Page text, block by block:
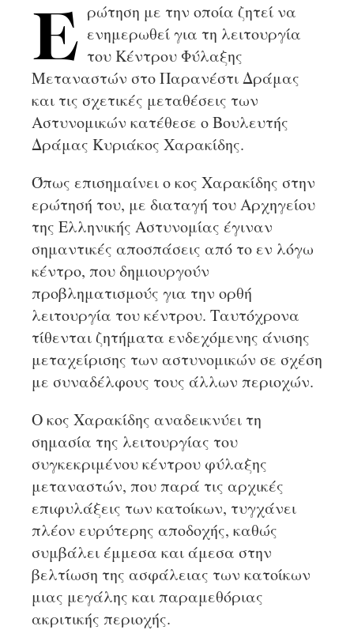
Ε ρώτηση με την οποία ζητεί να
ενημερωθεί για τη λειτουργία
του Κέντρου Φύλαξης
Μεταναστών στο Παρανέστι Δράμας
και τις σχετικές μεταθέσεις των
Αστυνομικών κατέθεσε ο Βουλευτής
Δράμας Κυριάκος Χαρακίδης.
Όπως επισημαίνει ο κος Χαρακίδης στην
ερώτησή του, με διαταγή του Αρχηγείου
της Ελληνικής Αστυνομίας έγιναν
σημαντικές αποσπάσεις από το εν λόγω
κέντρο, που δημιουργούν
προβληματισμούς για την ορθή
λειτουργία του κέντρου. Ταυτόχρονα
τίθενται ζητήματα ενδεχόμενης άνισης
μεταχείρισης των αστυνομικών σε σχέση
με συναδέλφους τους άλλων περιοχών.
Ο κος Χαρακίδης αναδεικνύει τη
σημασία της λειτουργίας του
συγκεκριμένου κέντρου φύλαξης
μεταναστών, που παρά τις αρχικές
επιφυλάξεις των κατοίκων, τυγχάνει
πλέον ευρύτερης αποδοχής, καθώς
συμβάλει έμμεσα και άμεσα στην
βελτίωση της ασφάλειας των κατοίκων
μιας μεγάλης και παραμεθόριας
ακριτικής περιοχής.